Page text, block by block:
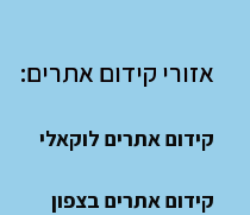
אזורי קידום אתרים:
קידום אתרים לוקאלי
קידום אתרים בצפון